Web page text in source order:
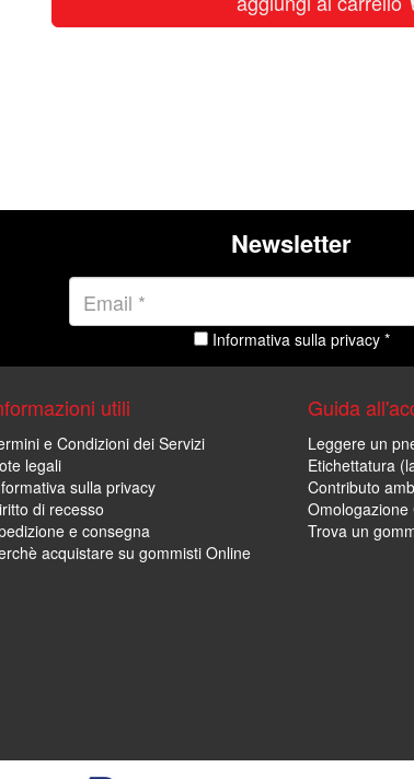
Newsletter
Informativa sulla privacy *
utili
e Condizioni dei Servizi
legali
sulla privacy
di recesso
e consegna
acquistare su gommisti Online
Guida
Leggere un
Etichettatura
Contributo
Omologazione
Trova un